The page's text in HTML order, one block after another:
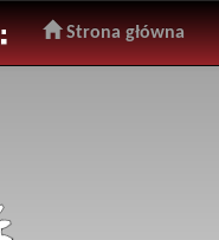
Strona główna